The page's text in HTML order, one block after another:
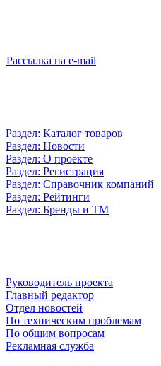
Рассылка на e-mail
Раздел: Каталог товаров
Раздел: Новости
Раздел: О проекте
Раздел: Регистрация
Раздел: Справочник компаний
Раздел: Рейтинги
Раздел: Бренды и ТМ
Руководитель проекта
Главный редактор
Отдел новостей
По техническим проблемам
По общим вопросам
Рекламная служба